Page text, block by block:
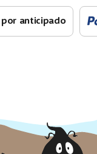
por anticipado